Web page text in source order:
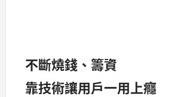
不斷燒錢、籌資
靠技術讓用戶一用上癮